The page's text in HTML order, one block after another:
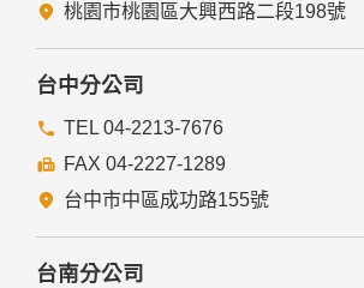
桃園市桃園區大興西路二段198號
台中分公司
TEL 04-2213-7676
FAX 04-2227-1289
台中市中區成功路155號
台南分公司